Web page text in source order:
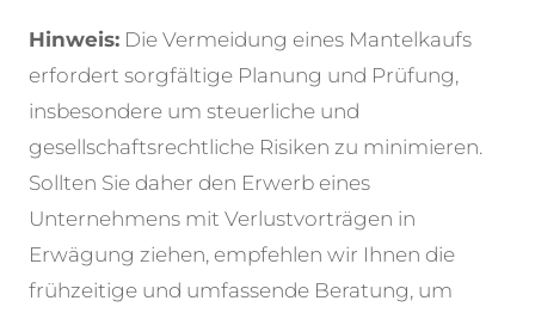
Hinweis: Die Vermeidung eines Mantelkaufs
erfordert sorgfältige Planung und Prüfung,
insbesondere um steuerliche und
gesellschaftsrechtliche Risiken zu minimieren.
Sollten Sie daher den Erwerb eines
Unternehmens mit Verlustvorträgen in
Erwägung ziehen, empfehlen wir Ihnen die
frühzeitige und umfassende Beratung, um